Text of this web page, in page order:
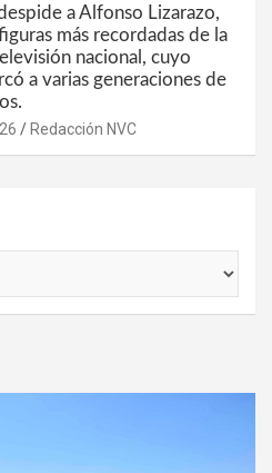
a Alfonso Lizarazo,
más recordadas de la
nacional, cuyo
a varias generaciones de
Redacción NVC